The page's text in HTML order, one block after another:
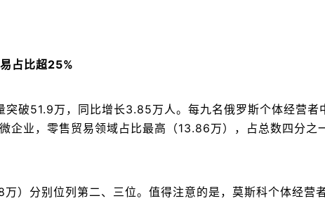
占比超25%
破51.9万，同比增长3.85万人。每九名俄罗斯个体经营者
企业，零售贸易领域占比最高（13.86万），占总数四分之
）分别位列第二、三位。值得注意的是，莫斯科个体经营